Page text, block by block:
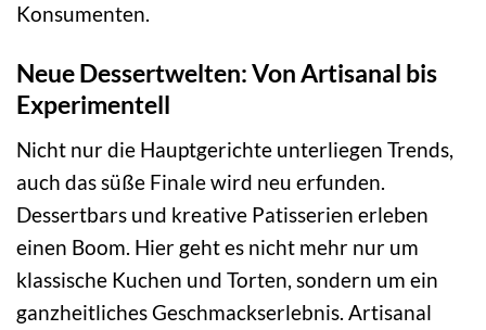
Konsumenten.
Neue Dessertwelten: Von Artisanal bis
Experimentell
Nicht nur die Hauptgerichte unterliegen Trends,
auch das süße Finale wird neu erfunden.
Dessertbars und kreative Patisserien erleben
einen Boom. Hier geht es nicht mehr nur um
klassische Kuchen und Torten, sondern um ein
ganzheitliches Geschmackserlebnis. Artisanal